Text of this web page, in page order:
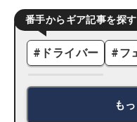
番手からギア記事を探す
# ドライバー #フ
も